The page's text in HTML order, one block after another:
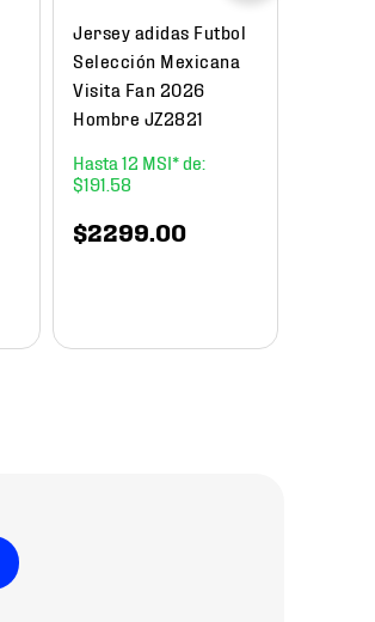
Jersey adidas Futbol
Selección Mexicana
Visita Fan 2026
Hombre JZ2821
12
$191 58
$2299 00